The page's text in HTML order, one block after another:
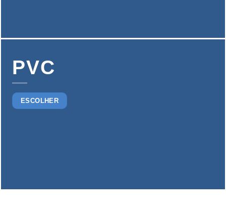
PVC
ESCOLHER